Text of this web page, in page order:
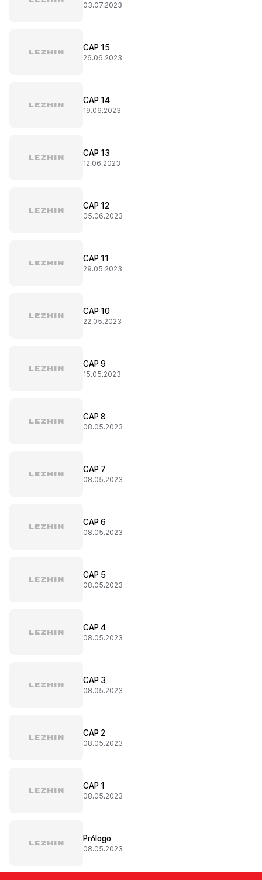
03.07.2023
CAP 15
26.06.2023
CAP 14
19.06.2023
CAP 13
12.06.2023
CAP 12
05.06.2023
CAP 11
29.05.2023
CAP 10
22.05.2023
CAP 9
15.05.2023
CAP 8
08.05.2023
CAP 7
08.05.2023
CAP 6
08.05.2023
CAP 5
08.05.2023
CAP 4
08.05.2023
CAP 3
08.05.2023
CAP 2
08.05.2023
CAP 1
08.05.2023
Prólogo
08.05.2023